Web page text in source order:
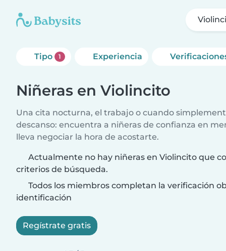
Tipo 1 Experiencia
Niñeras en Violincito
Una cita nocturna, el trabajo o cuando
descanso: encuentra a niñeras de confianza en
lleva negociar la hora de acostarte.
Actualmente no hay niñeras en Violincito que
criterios de búsqueda.
Todos los miembros completan la verificación
identificación
Regístrate gratis